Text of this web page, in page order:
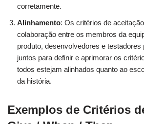
corretamente.
Alinhamento: Os critérios de
colaboração entre os membros da
produto, desenvolvedores e testadores
juntos para definir e aprimorar os
todos estejam alinhados quanto ao
da história.
Exemplos de Critérios